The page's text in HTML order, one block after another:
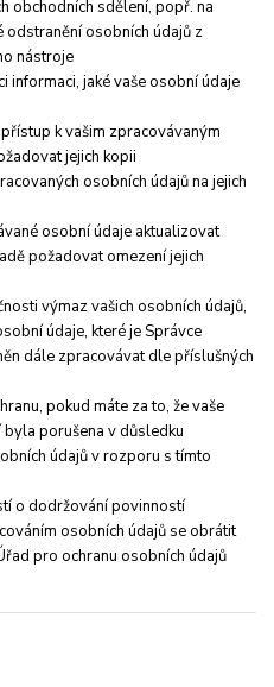
obchodních sdělení, popř. na
odstranění osobních údajů z
nástroje
informaci, jaké vaše osobní údaje
k vašim zpracovávaným
jejich kopii
osobních údajů na jejich
osobní údaje aktualizovat
požadovat omezení jejich
výmaz vašich osobních údajů,
údaje, které je Správce
dále zpracovávat dle příslušných
pokud máte za to, že vaše
porušena v důsledku
údajů v rozporu s tímto
o dodržování povinností
osobních údajů se obrátit
pro ochranu osobních údajů